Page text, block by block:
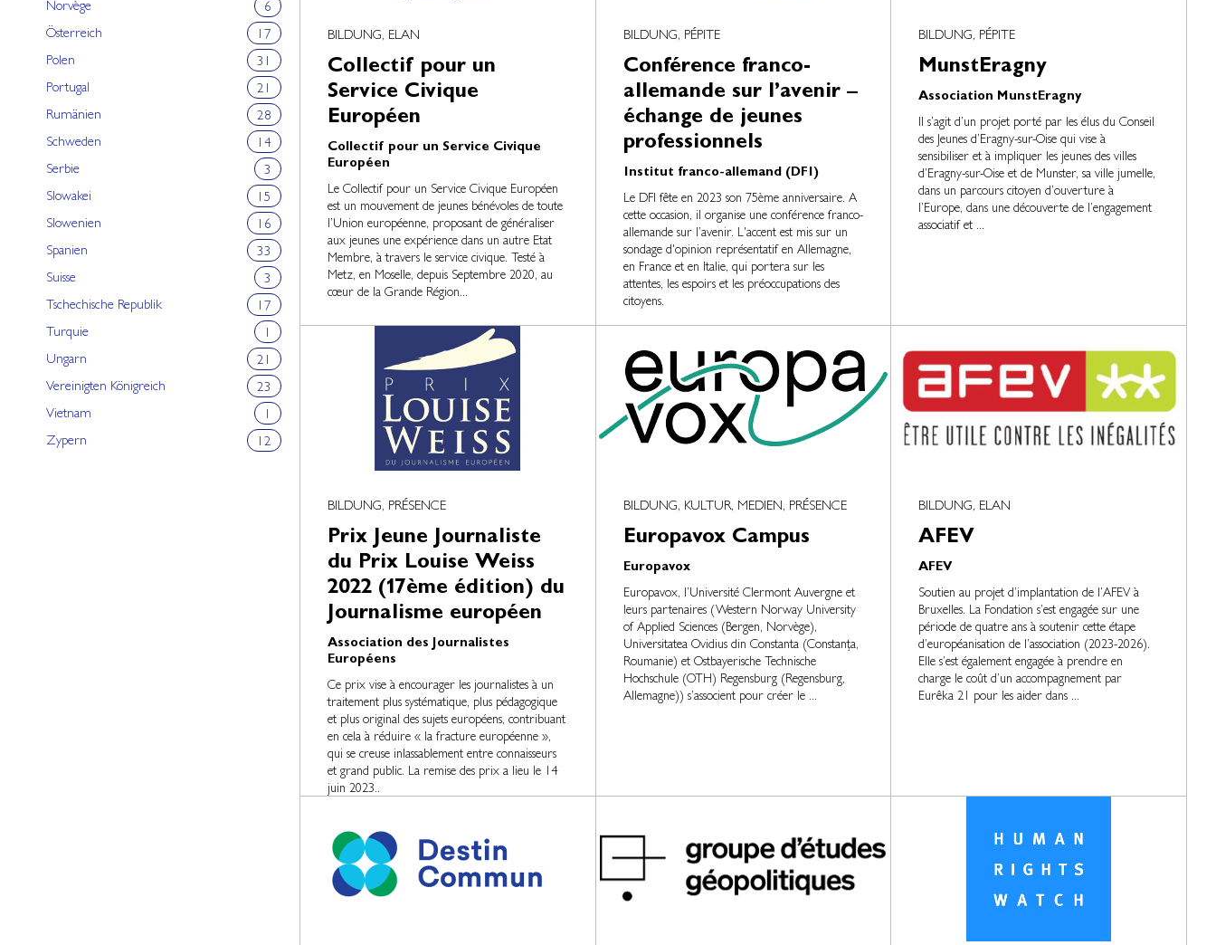
Norvège
6
Österreich
17
Polen
31
Portugal
21
Rumänien
28
Schweden
14
Serbie
3
Slowakei
15
Slowenien
16
Spanien
33
Suisse
3
Tschechische Republik
17
Turquie
1
Ungarn
21
Vereinigten Königreich
23
Vietnam
1
Zypern
12
BILDUNG, ELAN
Collectif pour un
Service Civique
Européen
Collectif pour un Service Civique
Européen
Le Collectif pour un Service Civique Européen
est un mouvement de jeunes bénévoles de toute
l’Union européenne, proposant de généraliser
aux jeunes une expérience dans un autre Etat
Membre, à travers le service civique. Testé à
Metz, en Moselle, depuis Septembre 2020, au
cœur de la Grande Région...
BILDUNG, PÉPITE
Conférence franco-
allemande sur l’avenir –
échange de jeunes
professionnels
Institut franco-allemand (DFI)
Le DFI fête en 2023 son 75ème anniversaire. A
cette occasion, il organise une conférence franco-
allemande sur l’avenir. L'accent est mis sur un
sondage d'opinion représentatif en Allemagne,
en France et en Italie, qui portera sur les
attentes, les espoirs et les préoccupations des
citoyens.
BILDUNG, PÉPITE
MunstEragny
Association MunstEragny
Il s’agit d’un projet porté par les élus du Conseil
des Jeunes d’Eragny-sur-Oise qui vise à
sensibiliser et à impliquer les jeunes des villes
d’Eragny-sur-Oise et de Munster, sa ville jumelle,
dans un parcours citoyen d’ouverture à
l’Europe, dans une découverte de l’engagement
associatif et ...
BILDUNG, PRÉSENCE
Prix Jeune Journaliste
du Prix Louise Weiss
2022 (17ème édition) du
Journalisme européen
Association des Journalistes
Européens
Ce prix vise à encourager les journalistes à un
traitement plus systématique, plus pédagogique
et plus original des sujets européens, contribuant
en cela à réduire « la fracture européenne »,
qui se creuse inlassablement entre connaisseurs
et grand public. La remise des prix a lieu le 14
juin 2023..
BILDUNG, KULTUR, MEDIEN, PRÉSENCE
Europavox Campus
Europavox
Europavox, l’Université Clermont Auvergne et
leurs partenaires (Western Norway University
of Applied Sciences (Bergen, Norvège),
Universitatea Ovidius din Constanta (Constanța,
Roumanie) et Ostbayerische Technische
Hochschule (OTH) Regensburg (Regensburg,
Allemagne)) s’associent pour créer le ...
BILDUNG, ELAN
AFEV
AFEV
Soutien au projet d’implantation de l’AFEV à
Bruxelles. La Fondation s’est engagée sur une
période de quatre ans à soutenir cette étape
d’européanisation de l’association (2023-2026).
Elle s’est également engagée à prendre en
charge le coût d’un accompagnement par
Eurêka 21 pour les aider dans ...